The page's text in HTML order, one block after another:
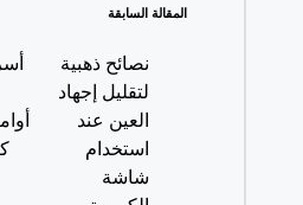
تصفّح
المقالات
المقالة السابقة
نصائح ذهبية
لتقليل إجهاد
العين عند
استخدام
شاشة